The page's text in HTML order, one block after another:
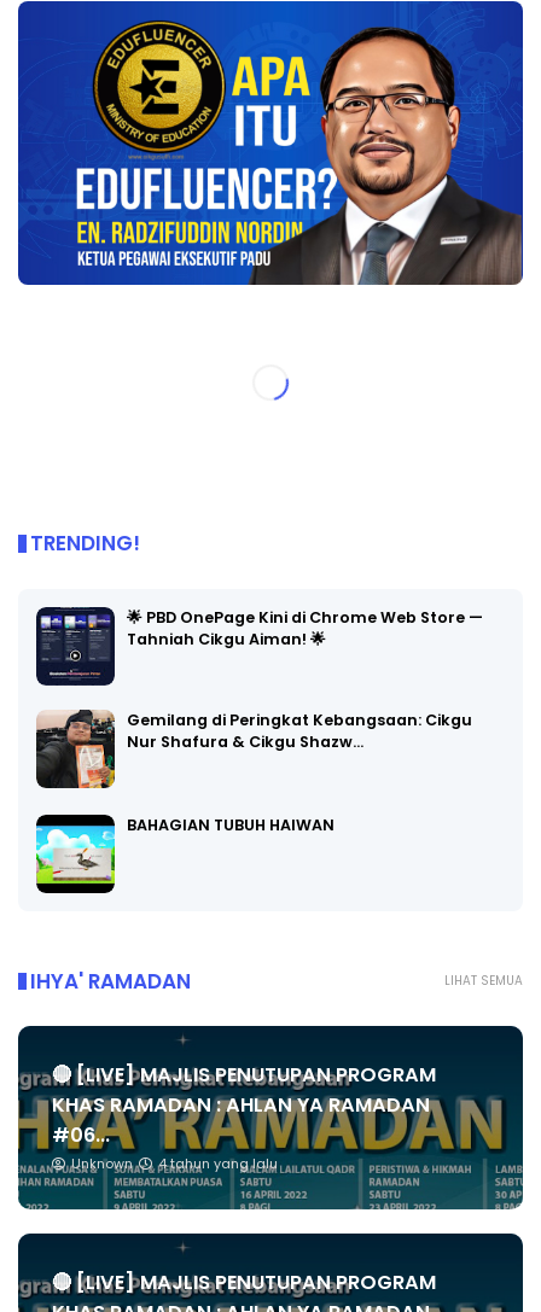
TRENDING!
🌟 PBD OnePage Kini di Chrome Web Store —
Tahniah Cikgu Aiman! 🌟
Gemilang di Peringkat Kebangsaan: Cikgu
Nur Shafura & Cikgu Shazw…
BAHAGIAN TUBUH HAIWAN
LIHAT SEMUA
IHYA' RAMADAN
🔴 [LIVE] MAJLIS PENUTUPAN PROGRAM
KHAS RAMADAN : AHLAN YA RAMADAN
#06...
Unknown 4 tahun yang lalu
🔴 [LIVE] MAJLIS PENUTUPAN PROGRAM